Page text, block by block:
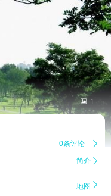
 1
0条评论 
简介 
地图 